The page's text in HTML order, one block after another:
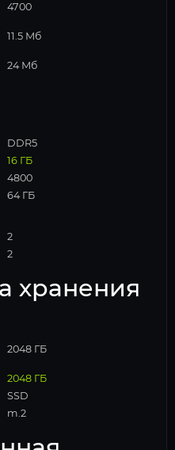
4700
11.5 Мб
24 Мб
DDR5
16 ГБ
4800
64 ГБ
2
2
хранения
2048 ГБ
2048 ГБ
SSD
m.2